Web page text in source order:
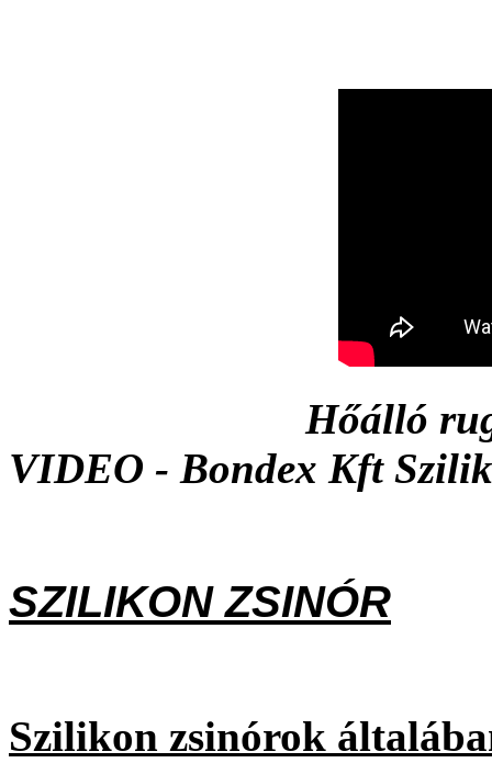
Hőálló rugalmas
VIDEO - Bondex Kft
SZILIKON ZSINÓR
Szilikon zsinórok